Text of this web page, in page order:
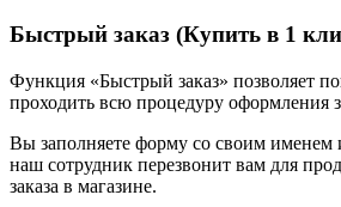
Быстрый заказ (Купить в 1
Функция «Быстрый заказ» позволяет
проходить всю процедуру оформления
Вы заполняете форму со своим именем
наш сотрудник перезвонит вам для
заказа в магазине.